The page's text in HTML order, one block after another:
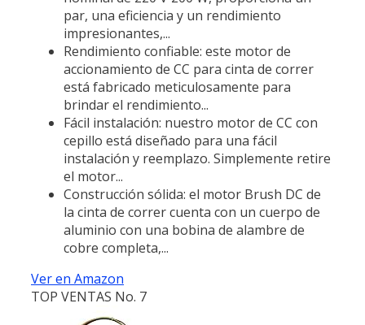
par, una eficiencia y un rendimiento
impresionantes,...
Rendimiento confiable: este motor de
accionamiento de CC para cinta de correr
está fabricado meticulosamente para
brindar el rendimiento...
Fácil instalación: nuestro motor de CC con
cepillo está diseñado para una fácil
instalación y reemplazo. Simplemente retire
el motor...
Construcción sólida: el motor Brush DC de
la cinta de correr cuenta con un cuerpo de
aluminio con una bobina de alambre de
cobre completa,...
Ver en Amazon
TOP VENTAS No. 7